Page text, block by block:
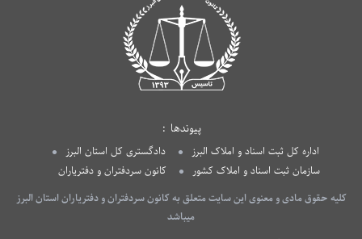
پیوندها
اداره کل ثبت اسناد و املاک البرز
دادگستری کل استان البرز
سازمان ثبت اسناد و املاک کشور
کانون سردفتران و دفتریاران
کلیه حقوق مادی و معنوی این سایت متعلق به کانون سردفتران و دفتریاران استان البرز
میباشد